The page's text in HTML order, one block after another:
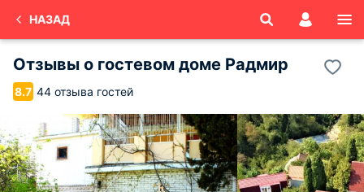
НАЗАД
Отзывы о гостевом доме Радмир
8.7 44 отзыва гостей